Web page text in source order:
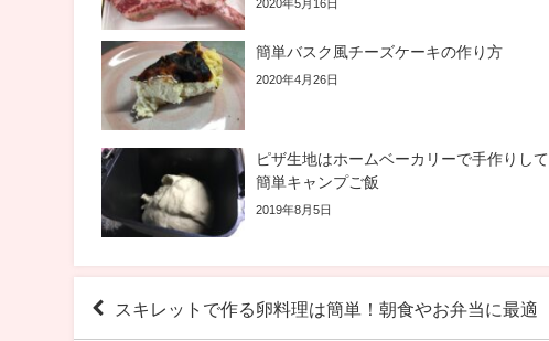
2020年5月16日
簡単バスク風チーズケーキの作り方
2020年4月26日
ピザ生地はホームベーカリーで手作りして
簡単キャンプご飯
2019年8月5日
スキレットで作る卵料理は簡単！朝食やお弁当に最適